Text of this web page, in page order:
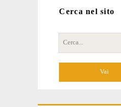
Cerca nel sito
Cerca
per: